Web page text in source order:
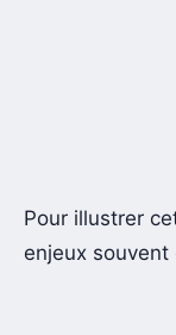
Pour illustrer
enjeux